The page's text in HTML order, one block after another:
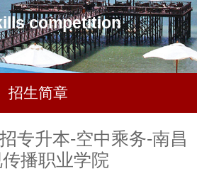
competition
招生简章
专升本-空中乘务-南昌
播职业学院